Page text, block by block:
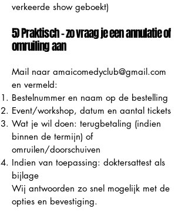
verkeerde show geboekt)
5) Praktisch – zo vraag je een annulatie of
omruiling aan
Mail naar amaicomedyclub@gmail.com
en vermeld:
Bestelnummer en naam op de bestelling
Event/workshop, datum en aantal tickets
Wat je wil doen: terugbetaling (indien
binnen de termijn) of
omruilen/doorschuiven
Indien van toepassing: doktersattest als
bijlage
Wij antwoorden zo snel mogelijk met de
opties en bevestiging.